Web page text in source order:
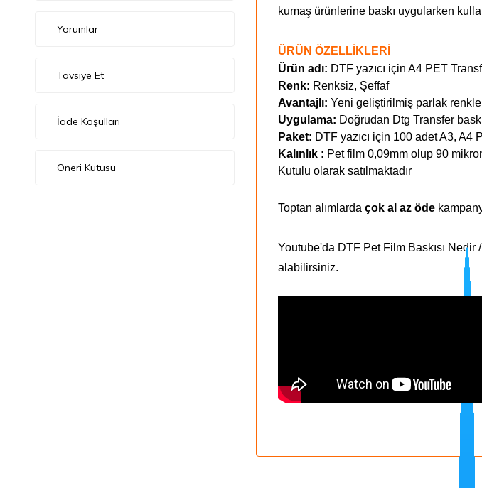
Yorumlar
Tavsiye Et
İade Koşulları
Öneri Kutusu
kumaş ürünlerine baskı uygularken
ÜRÜN ÖZELLİKLERİ
Ürün adı: DTF yazıcı için A4 PET
Renk: Renksiz, Şeffaf
Avantajlı:Yeni geliştirilmiş parlak
Uygulama: Doğrudan Dtg Transfer
Paket: DTF yazıcı için 100 adet A3, A4
Kalınlık : Pet film 0,09mm olup 90
Kutulu olarak satılmaktadır
Toptan alımlardaçok al az öde
Youtube'da DTF Pet Film Baskısı Nedir
alabilirsiniz.